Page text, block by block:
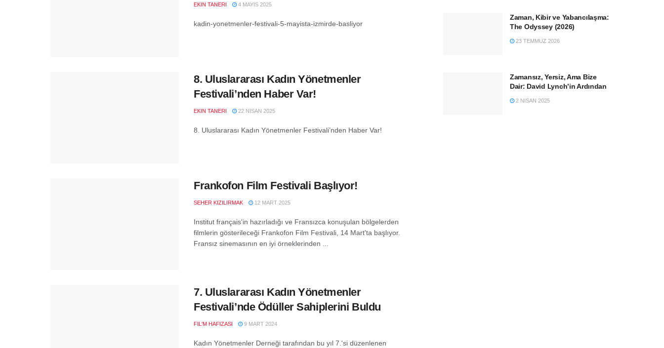
EKIN TANERI 4 MAYIS 2025
kadin-yonetmenler-festivali-5-mayista-izmirde-basliyor
8. Uluslararası Kadın Yönetmenler
Festivali’nden Haber Var!
EKIN TANERI 22 NISAN 2025
8. Uluslararası Kadın Yönetmenler Festivali’nden Haber Var!
Frankofon Film Festivali Başlıyor!
SEHER KIZILIRMAK 12 MART 2025
Institut français'in hazırladığı ve Fransızca konuşulan bölgelerden
filmlerin gösterileceği Frankofon Film Festivali, 14 Mart'ta başlıyor.
Fransız sinemasının en iyi örneklerinden ...
7. Uluslararası Kadın Yönetmenler
Festivali’nde Ödüller Sahiplerini Buldu
FIL'M HAFIZASI 9 MART 2024
Kadın Yönetmenler Derneği tarafından bu yıl 7.'si düzenlenen
Zaman, Kibir ve Yabancılaşma:
The Odyssey (2026)
23 TEMMUZ 2026
Zamansız, Yersiz, Ama Bize
Dair: David Lynch’in Ardından
2 NISAN 2025